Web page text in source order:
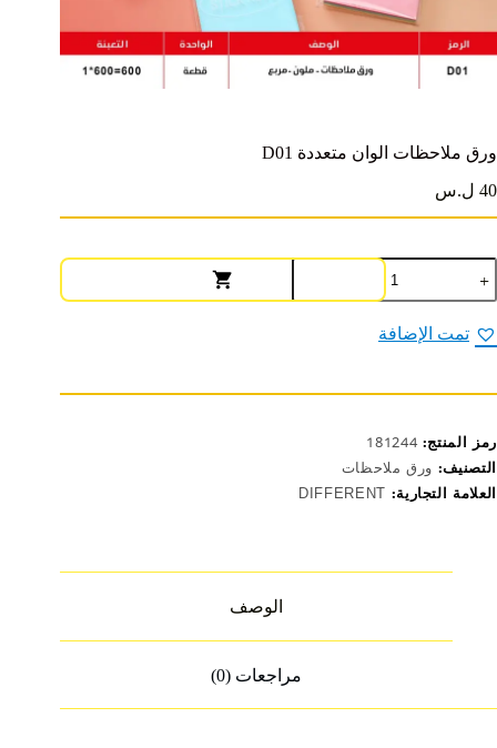
ورق ملاحظات الوان متعددة D01
40 ل.س
كمية
ورق
ملاحظات
الوان
متعددة
تمت الإضافة
رمز المنتج:181244
التصنيف: ورق ملاحظات
العلامة التجارية: DIFFERENT
الوصف
مراجعات (0)